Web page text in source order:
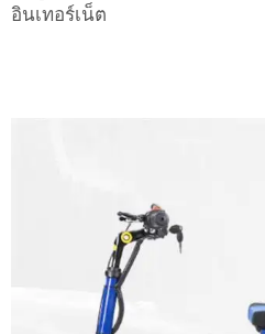
อินเทอร์เน็ต